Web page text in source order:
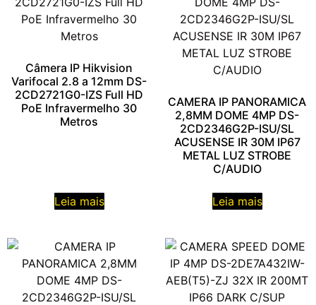
Câmera IP Hikvision
Varifocal 2.8 a 12mm DS-
2CD2721G0-IZS Full HD
PoE Infravermelho 30
Metros
Leia mais
CAMERA IP PANORAMICA
2,8MM DOME 4MP DS-
2CD2346G2P-ISU/SL
ACUSENSE IR 30M IP67
METAL LUZ STROBE
C/AUDIO
Leia mais